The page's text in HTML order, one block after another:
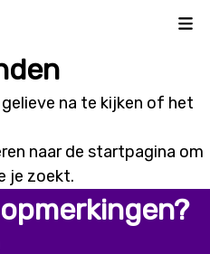
na te kijken of het
naar de startpagina om
je zoekt.